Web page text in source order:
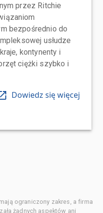
przez Ritchie
bezpośrednio do
usłudze
kontynenty i
ciężki szybko i
Dowiedz się więcej
ograniczony zakres, a firma
żadnych aspektów ani